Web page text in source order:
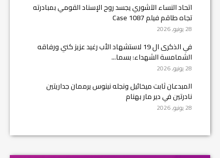
اتحاد النساء الآشوري يجسد روح الإسناد القومي بمبادرته
تجاه طاقم فيلم Case 1087
28 يونيو, 2026
في الذكرى ال 19 لاستشهاد الأب رغيد عزيز كني ورفاقه
الشمامسة الشهداء: بسما...
28 يونيو, 2026
المبدعان ثابت ميخائيل ونجله نينوس يرممان جداريتين
نادرتين في دير مار بهنام
28 يونيو, 2026